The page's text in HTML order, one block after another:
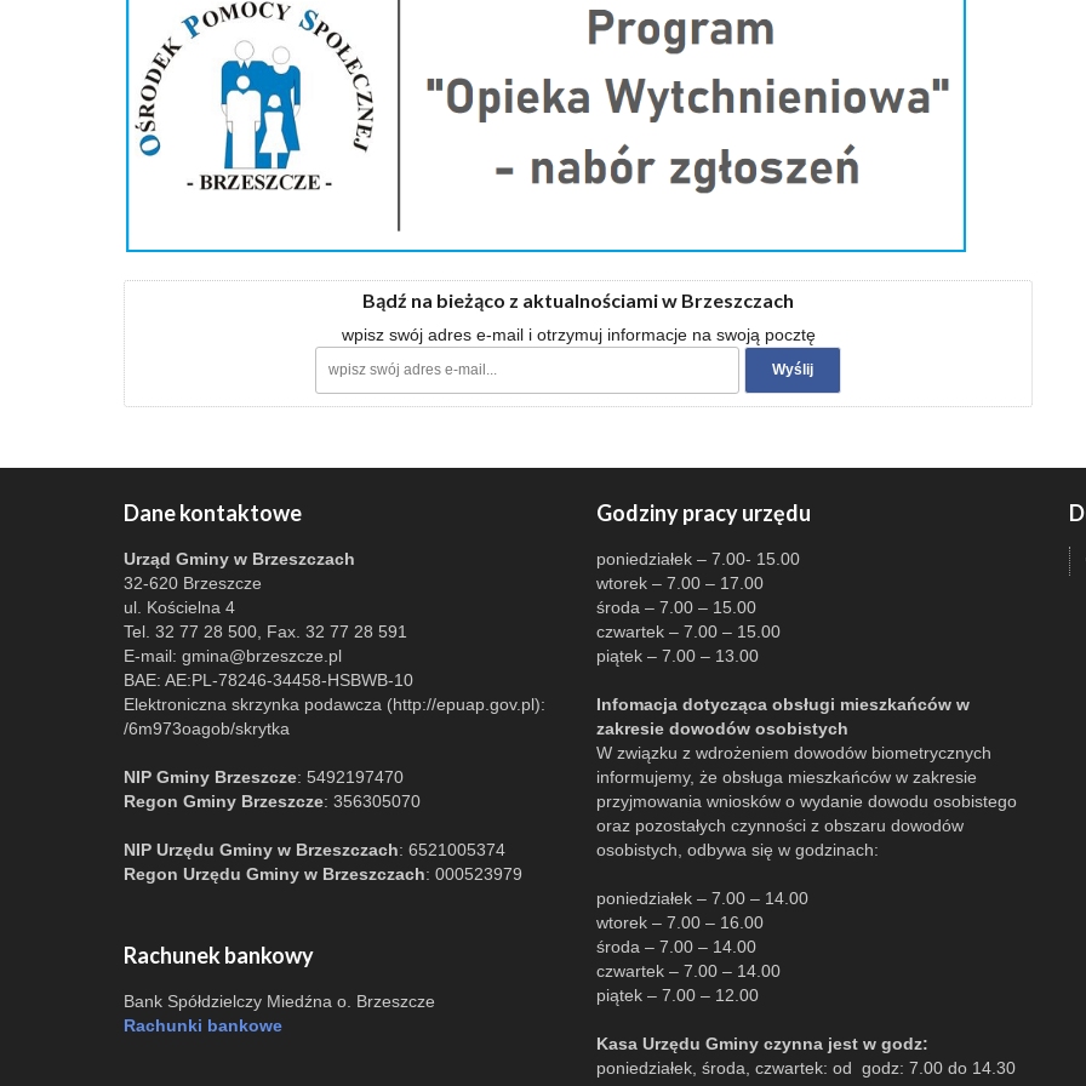
Bądź na bieżąco z aktualnościami w Brzeszczach
wpisz swój adres e-mail i otrzymuj informacje na swoją pocztę
Dane kontaktowe
Urząd Gminy w Brzeszczach
32-620 Brzeszcze
ul. Kościelna 4
Tel. 32 77 28 500, Fax. 32 77 28 591
E-mail: gmina@brzeszcze.pl
BAE: AE:PL-78246-34458-HSBWB-10
Elektroniczna skrzynka podawcza (http://epuap.gov.pl):
/6m973oagob/skrytka
NIP Gminy Brzeszcze: 5492197470
Regon Gminy Brzeszcze: 356305070
NIP Urzędu Gminy w Brzeszczach: 6521005374
Regon Urzędu Gminy w Brzeszczach: 000523979
Rachunek bankowy
Bank Spółdzielczy Miedźna o. Brzeszcze
Rachunki bankowe
Godziny pracy urzędu
poniedziałek – 7.00- 15.00
wtorek – 7.00 – 17.00
środa – 7.00 – 15.00
czwartek – 7.00 – 15.00
piątek – 7.00 – 13.00
Infomacja dotycząca obsługi mieszkańców w
zakresie dowodów osobistych
W związku z wdrożeniem dowodów biometrycznych
informujemy, że obsługa mieszkańców w zakresie
przyjmowania wniosków o wydanie dowodu osobistego
oraz pozostałych czynności z obszaru dowodów
osobistych, odbywa się w godzinach:
poniedziałek – 7.00 – 14.00
wtorek – 7.00 – 16.00
środa – 7.00 – 14.00
czwartek – 7.00 – 14.00
piątek – 7.00 – 12.00
Kasa Urzędu Gminy czynna jest w godz:
poniedziałek, środa, czwartek: od godz: 7.00 do 14.30